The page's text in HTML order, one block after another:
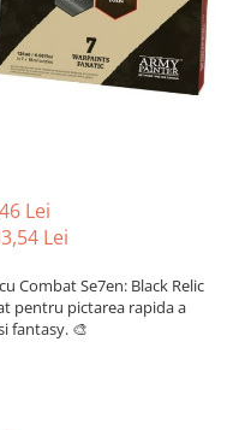
Lei
Lei
Combat Se7en: Black Relic
pentru pictarea rapida a
fantasy. 🎨